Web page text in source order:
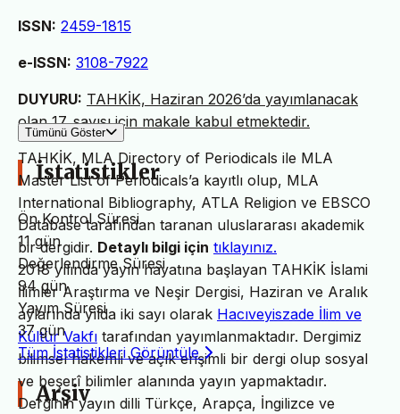
ISSN: 2459-1815
e-ISSN: 3108-7922
DUYURU: TAHKİK, Haziran 2026’da yayımlanacak
olan 17. sayısı için makale kabul etmektedir.
TAHKİK, MLA Directory of Periodicals ile MLA
Master List of Periodicals’a kayıtlı olup, MLA
International Bibliography, ATLA Religion ve EBSCO
Database tarafından taranan uluslararası akademik
bir dergidir. Detaylı bilgi için tıklayınız.
2018 yılında yayın hayatına başlayan TAHKİK İslami
İlimler Araştırma ve Neşir Dergisi, Haziran ve Aralık
aylarında yılda iki sayı olarak Hacıveyiszade İlim ve
Kültür Vakfı tarafından yayımlanmaktadır. Dergimiz
bilimsel hakemli ve açık erişimli bir dergi olup sosyal
ve beşerî bilimler alanında yayın yapmaktadır.
Derginin yayın dilli Türkçe, Arapça, İngilizce ve
Tümünü Göster
İstatistikler
Ön Kontrol Süresi
11 gün
Değerlendirme Süresi
94 gün
Yayım Süresi
37 gün
Tüm İstatistikleri Görüntüle
Arşiv